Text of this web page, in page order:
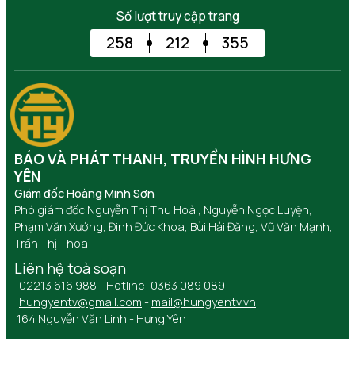
Số lượt truy cập trang
258 212 355
BÁO VÀ PHÁT THANH, TRUYỀN HÌNH HƯNG
YÊN
Giám đốc Hoàng Minh Sơn
Phó giám đốc Nguyễn Thị Thu Hoài, Nguyễn Ngọc Luyện,
Phạm Văn Xướng, Đinh Đức Khoa, Bùi Hải Đăng, Vũ Văn Mạnh,
Trần Thị Thoa
Liên hệ toà soạn
02213 616 988 - Hotline: 0363 089 089
hungyentv@gmail.com - mail@hungyentv.vn
164 Nguyễn Văn Linh - Hưng Yên